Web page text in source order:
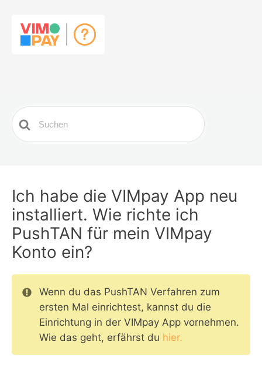
Search
For
Ich habe die VIMpay App neu
installiert. Wie richte ich
PushTAN für mein VIMpay
Konto ein?
Wenn du das PushTAN Verfahren zum
ersten Mal einrichtest, kannst du die
Einrichtung in der VIMpay App vornehmen.
Wie das geht, erfährst du hier.